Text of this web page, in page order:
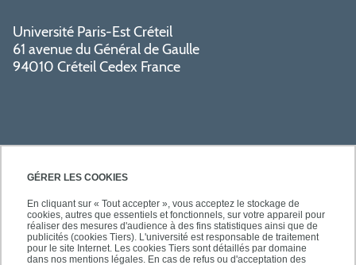
GÉRER LES COOKIES
En cliquant sur « Tout accepter », vous acceptez le stockage de
cookies, autres que essentiels et fonctionnels, sur votre appareil pour
réaliser des mesures d'audience à des fins statistiques ainsi que de
publicités (cookies Tiers). L'université est responsable de traitement
pour le site Internet. Les cookies Tiers sont détaillés par domaine
dans nos mentions légales. En cas de refus ou d'acceptation des
Université Paris-Est Créteil
61 avenue du Général de Gaulle
94010 Créteil Cedex France
SÉCURITÉ